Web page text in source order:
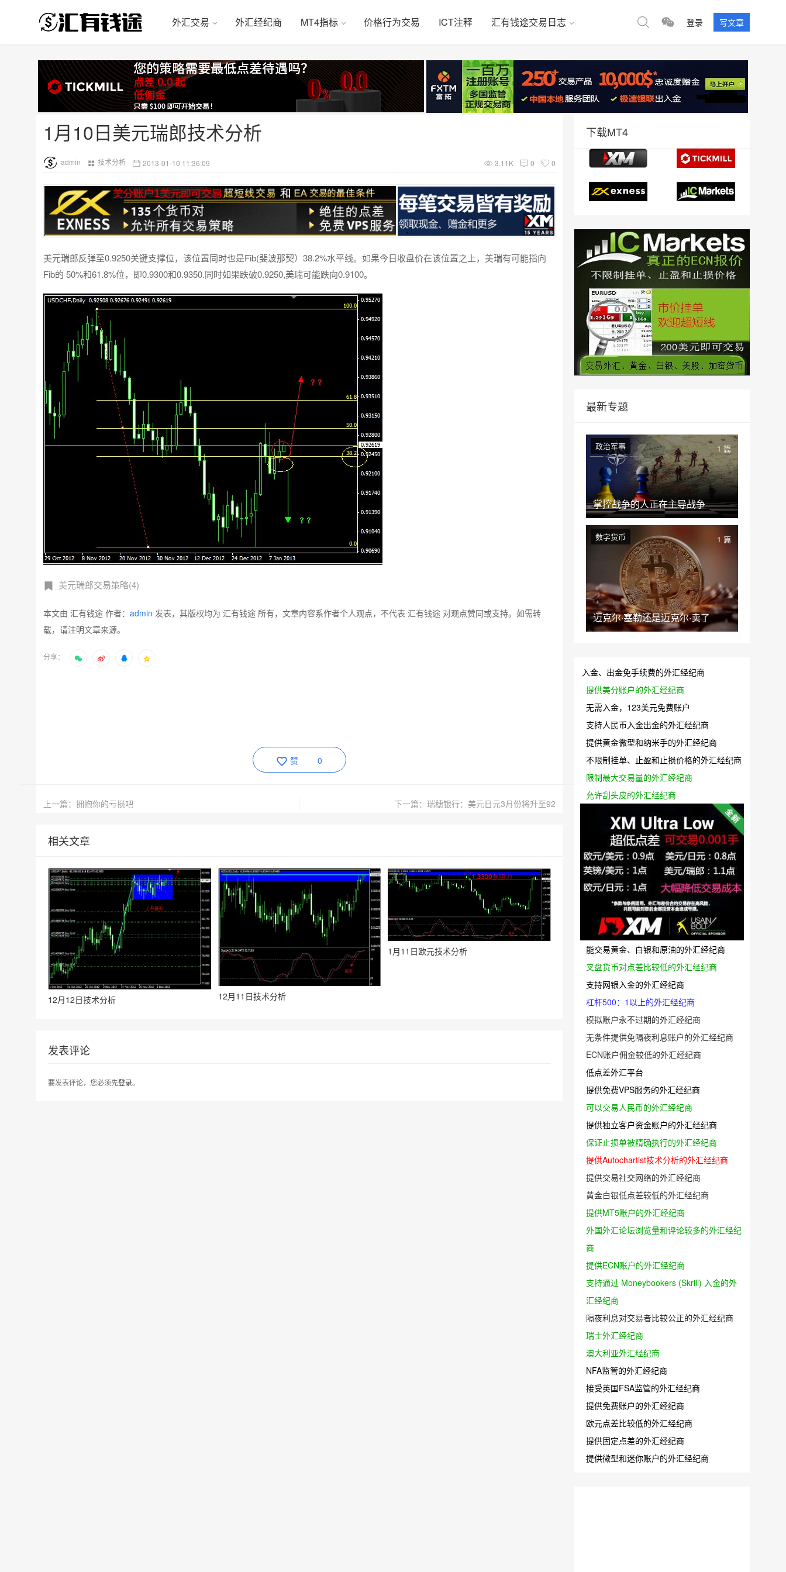
外汇交易 外汇经纪商 MT4指标 价格行为交易 ICT注释 汇有钱途交易日志 登录 写文章
1月10日美元瑞郎技术分析
admin 技术分析 2013-01-10 11:36:09 3.11K 0 0
美元瑞郎反弹至0.9250关键支撑位，该位置同时也是Fib(斐波那契）38.2%水平线。如果今日收盘价在该位置之上，美瑞有可能指向
Fib的 50%和61.8%位，即0.9300和0.9350.同时如果跌破0.9250,美瑞可能跌向0.9100。
美元瑞郎交易策略(4)
本文由 汇有钱途 作者： admin 发表，其版权均为 汇有钱途 所有，文章内容系作者个人观点，不代表 汇有钱途 对观点赞同或支持。如需转
载，请注明文章来源。
分享：
赞 0
上一篇：拥抱你的亏损吧 下一篇：瑞穗银行：美元日元3月份将升至92
相关文章
12月12日技术分析 12月11日技术分析
1月11日欧元技术分析
发表评论
要发表评论，您必须先登录。
下载MT4
最新专题
掌控战争的人正在主导战争
政治军事 1 篇
迈克尔·塞勒还是迈克尔·卖了
数字货币 1 篇
入金、出金免手续费的外汇经纪商
提供美分账户的外汇经纪商
无需入金，123美元免费账户
支持人民币入金出金的外汇经纪商
提供黄金微型和纳米手的外汇经纪商
不限制挂单、止盈和止损价格的外汇经纪商
限制最大交易量的外汇经纪商
允许刮头皮的外汇经纪商
能交易黄金、白银和原油的外汇经纪商
叉盘货币对点差比较低的外汇经纪商
支持网银入金的外汇经纪商
杠杆500：1以上的外汇经纪商
模拟账户永不过期的外汇经纪商
无条件提供免隔夜利息账户的外汇经纪商
ECN账户佣金较低的外汇经纪商
低点差外汇平台
提供免费VPS服务的外汇经纪商
可以交易人民币的外汇经纪商
提供独立客户资金账户的外汇经纪商
保证止损单被精确执行的外汇经纪商
提供Autochartist技术分析的外汇经纪商
提供交易社交网络的外汇经纪商
黄金白银低点差较低的外汇经纪商
提供MT5账户的外汇经纪商
外国外汇论坛浏览量和评论较多的外汇经纪
商
提供ECN账户的外汇经纪商
支持通过 Moneybookers (Skrill) 入金的外
汇经纪商
隔夜利息对交易者比较公正的外汇经纪商
瑞士外汇经纪商
澳大利亚外汇经纪商
NFA监管的外汇经纪商
接受英国FSA监管的外汇经纪商
提供免费账户的外汇经纪商
欧元点差比较低的外汇经纪商
提供固定点差的外汇经纪商
提供微型和迷你账户的外汇经纪商